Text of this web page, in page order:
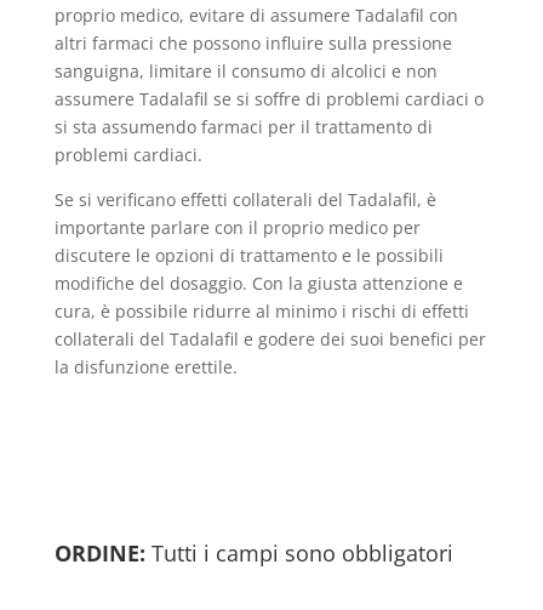
proprio medico, evitare di assumere Tadalafil con
altri farmaci che possono influire sulla pressione
sanguigna, limitare il consumo di alcolici e non
assumere Tadalafil se si soffre di problemi cardiaci o
si sta assumendo farmaci per il trattamento di
problemi cardiaci.
Se si verificano effetti collaterali del Tadalafil, è
importante parlare con il proprio medico per
discutere le opzioni di trattamento e le possibili
modifiche del dosaggio. Con la giusta attenzione e
cura, è possibile ridurre al minimo i rischi di effetti
collaterali del Tadalafil e godere dei suoi benefici per
la disfunzione erettile.
ORDINE: Tutti i campi sono obbligatori